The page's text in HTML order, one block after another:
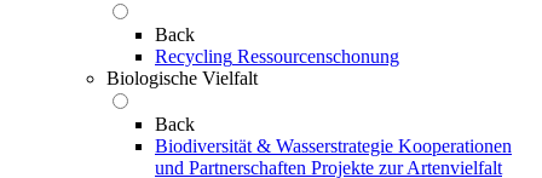
Back
Recycling Ressourcenschonung
Biologische Vielfalt
Back
Biodiversität & Wasserstrategie Kooperationen
und Partnerschaften Projekte zur Artenvielfalt